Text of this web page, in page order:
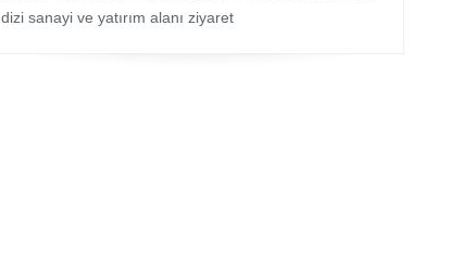
dizi sanayi ve yatırım alanı ziyaret